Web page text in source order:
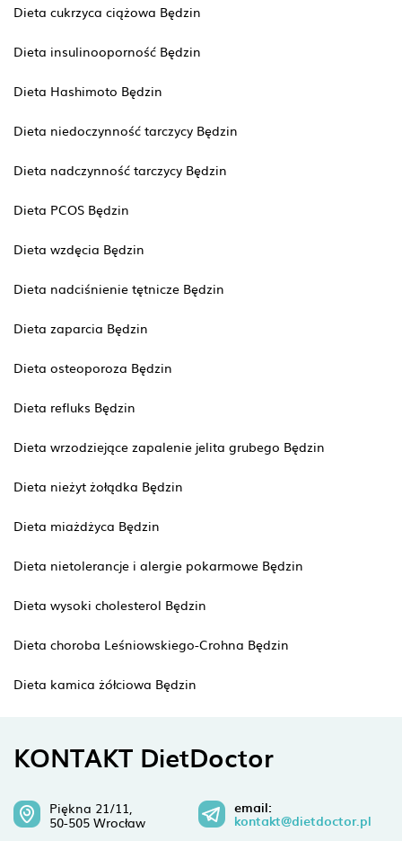
Dieta cukrzyca ciążowa Będzin
Dieta insulinooporność Będzin
Dieta Hashimoto Będzin
Dieta niedoczynność tarczycy Będzin
Dieta nadczynność tarczycy Będzin
Dieta PCOS Będzin
Dieta wzdęcia Będzin
Dieta nadciśnienie tętnicze Będzin
Dieta zaparcia Będzin
Dieta osteoporoza Będzin
Dieta refluks Będzin
Dieta wrzodziejące zapalenie jelita grubego Będzin
Dieta nieżyt żołądka Będzin
Dieta miażdżyca Będzin
Dieta nietolerancje i alergie pokarmowe Będzin
Dieta wysoki cholesterol Będzin
Dieta choroba Leśniowskiego-Crohna Będzin
Dieta kamica żółciowa Będzin
KONTAKT DietDoctor
Piękna 21/11,
50-505 Wrocław
email:
kontakt@dietdoctor.pl